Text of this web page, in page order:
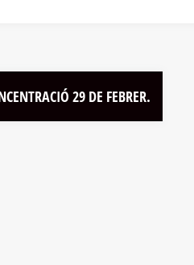
29 DE FEBRER.